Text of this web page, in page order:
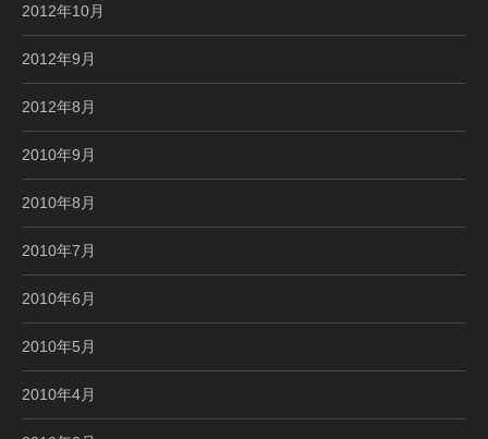
2012年10月
2012年9月
2012年8月
2010年9月
2010年8月
2010年7月
2010年6月
2010年5月
2010年4月